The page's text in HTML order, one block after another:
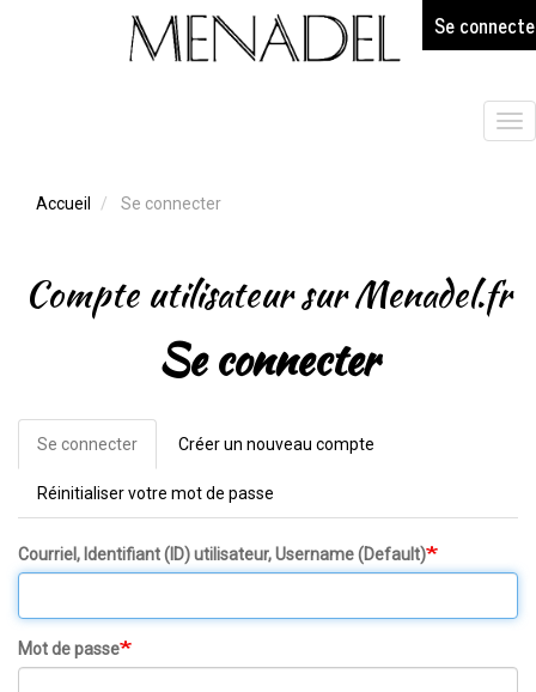
Se
Accueil Se connecter
Compte utilisateur sur Menadel.fr
Se connecter
Onglets
principaux
Se connecter (onglet
actif)
Créer un nouveau compte
Réinitialiser votre mot de passe
Courriel, Identifiant (ID) utilisateur, Username (Default)
Mot de passe